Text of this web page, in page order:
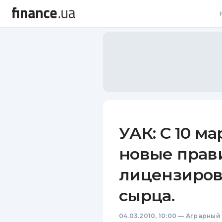
УАК: С 10
новые
сырца.
04.03.2010, 10:00 — Аграрный